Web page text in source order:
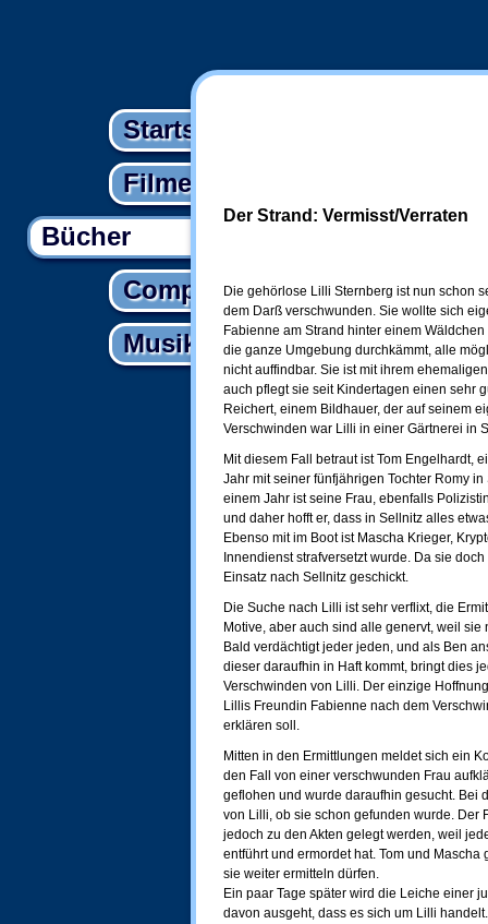
Startseite
Filme
Bücher
Computer
Musik
Der Strand: Vermisst/Verraten
Die gehörlose Lilli Sternberg ist nun schon
dem Darß verschwunden. Sie wollte sich
Fabienne am Strand hinter einem
die ganze Umgebung durchkämmt, alle
nicht auffindbar. Sie ist mit ihrem
auch pflegt sie seit Kindertagen einen sehr
Reichert, einem Bildhauer, der auf seinem
Verschwinden war Lilli in einer Gärtnerei in
Mit diesem Fall betraut ist Tom Engelhardt,
Jahr mit seiner fünfjährigen Tochter Romy
einem Jahr ist seine Frau, ebenfalls
und daher hofft er, dass in Sellnitz alles
Ebenso mit im Boot ist Mascha Krieger,
Innendienst strafversetzt wurde. Da sie
Einsatz nach Sellnitz geschickt.
Die Suche nach Lilli ist sehr verflixt, die
Motive, aber auch sind alle genervt, weil
Bald verdächtigt jeder jeden, und als Ben
dieser daraufhin in Haft kommt, bringt dies
Verschwinden von Lilli. Der einzige
Lillis Freundin Fabienne nach dem
erklären soll.
Mitten in den Ermittlungen meldet sich ein
den Fall von einer verschwunden Frau
geflohen und wurde daraufhin gesucht. Bei
von Lilli, ob sie schon gefunden wurde. Der
jedoch zu den Akten gelegt werden, weil
entführt und ermordet hat. Tom und
sie weiter ermitteln dürfen.
Ein paar Tage später wird die Leiche einer
davon ausgeht, dass es sich um Lilli